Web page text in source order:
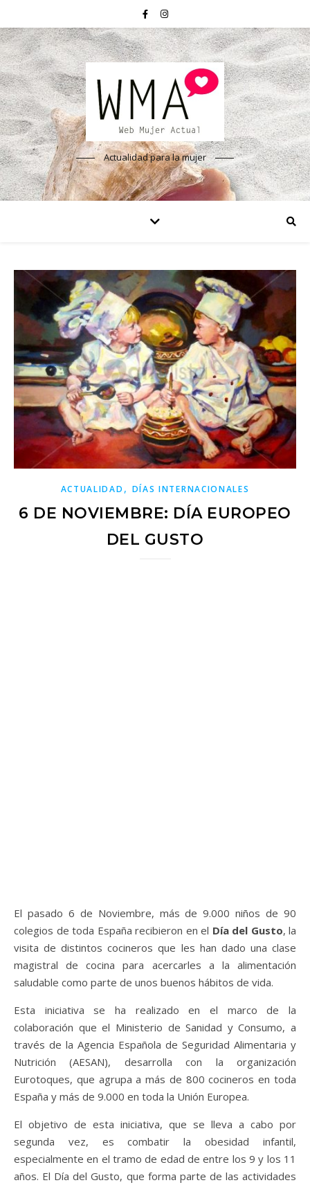
Actualidad para la mujer
ACTUALIDAD , DÍAS INTERNACIONALES
6 DE NOVIEMBRE: DÍA EUROPEO
DEL GUSTO
El pasado 6 de Noviembre, más de 9.000 niños de 90
colegios de toda España recibieron en el Día del Gusto, la
visita de distintos cocineros que les han dado una clase
magistral de cocina para acercarles a la alimentación
saludable como parte de unos buenos hábitos de vida.
Esta iniciativa se ha realizado en el marco de la
colaboración que el Ministerio de Sanidad y Consumo, a
través de la Agencia Española de Seguridad Alimentaria y
Nutrición (AESAN), desarrolla con la organización
Eurotoques, que agrupa a más de 800 cocineros en toda
España y más de 9.000 en toda la Unión Europea.
El objetivo de esta iniciativa, que se lleva a cabo por
segunda vez, es combatir la obesidad infantil,
especialmente en el tramo de edad de entre los 9 y los 11
años. El Día del Gusto, que forma parte de las actividades